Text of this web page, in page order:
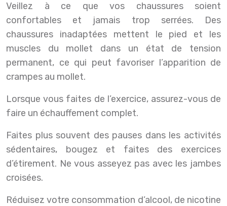
Veillez à ce que vos chaussures soient
confortables et jamais trop serrées. Des
chaussures inadaptées mettent le pied et les
muscles du mollet dans un état de tension
permanent, ce qui peut favoriser l’apparition de
crampes au mollet.
Lorsque vous faites de l’exercice, assurez-vous de
faire un échauffement complet.
Faites plus souvent des pauses dans les activités
sédentaires, bougez et faites des exercices
d’étirement. Ne vous asseyez pas avec les jambes
croisées.
Réduisez votre consommation d’alcool, de nicotine